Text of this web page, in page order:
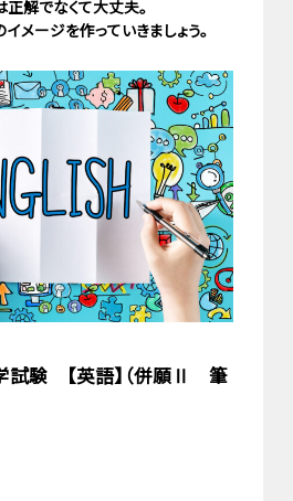
正解でなくて大丈夫。
メージを作っていきましょう。
試験 【英語】（併願Ⅱ 筆